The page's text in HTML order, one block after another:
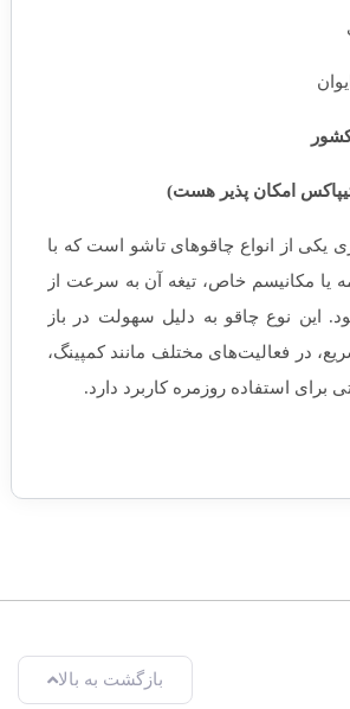
امکان پذیر هست)
یکی از انواع چاقوهای تاشو است که با
یا مکانیسم خاص، تیغه آن به سرعت از
این نوع چاقو به دلیل سهولت در باز
در فعالیت‌های مختلف مانند کمپینگ،
برای استفاده روزمره کاربرد دارد.
بازگشت به بالا